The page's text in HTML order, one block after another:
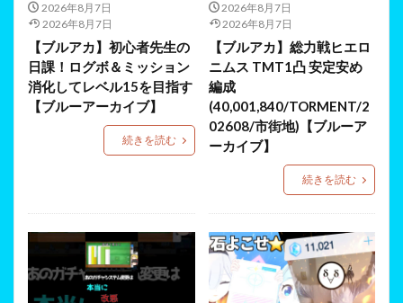
2026年8月7日
2026年8月7日
【ブルアカ】初心者先生の
日課！ログボ＆ミッション
消化してレベル15を目指す
【ブルーアーカイブ】
続きを読む
2026年8月7日
2026年8月7日
【ブルアカ】総力戦ヒエロ
ニムス TMT1凸 安定安め
編成
(40,001,840/TORMENT/2
02608/市街地)【ブルーア
ーカイブ】
続きを読む